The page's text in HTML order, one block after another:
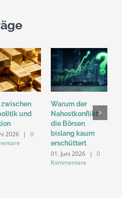
Sieg
für
die
Iraner
zwischen
und
2026 |
0
Warum der
Nahostkonflikt
die Börsen
bislang kaum
erschüttert
01. Juni 2026 |
0
Kommentare